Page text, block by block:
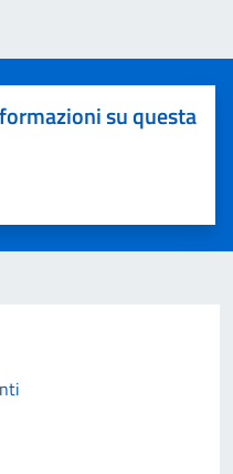
su questa
5